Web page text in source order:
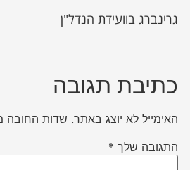
גרינברג בוועידת הנדל"ן
כתיבת תגובה
האימייל לא יוצג באתר. שדות החובה
התגובה שלך *